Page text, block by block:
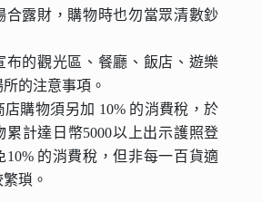
合露財，購物時也勿當眾清數鈔
布的觀光區、餐廳、飯店、遊樂
的注意事項。
店購物須另加 10% 的消費稅，於
累計達日幣5000以上出示護照登
10% 的消費稅，但非每一百貨適
瑣。